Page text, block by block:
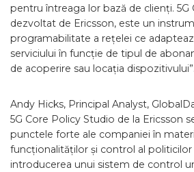
pentru întreaga lor bază de clienți. 5G
dezvoltat de Ericsson, este un
programabilitate a rețelei ce
serviciului în funcție de tipul de
de acoperire sau locația dispozitivului”.
Andy Hicks, Principal Analyst,
5G Core Policy Studio de la Ericsson
punctele forte ale companiei în
funcționalităților și control al politicilor
introducerea unui sistem de control